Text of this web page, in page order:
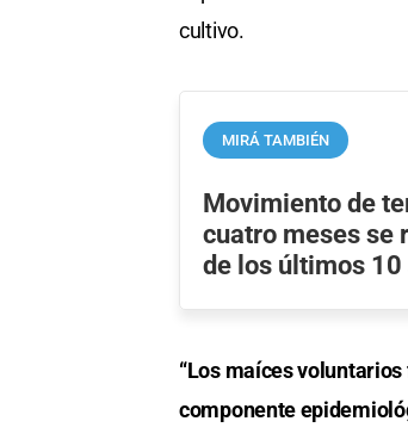
cultivo.
MIRÁ TAMBIÉN
Movimiento de
cuatro meses se
de los últimos 10
“Los maíces
componente